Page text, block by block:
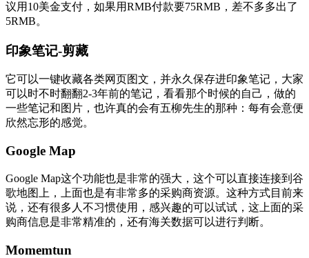
议用10美金支付，如果用RMB付款要75RMB，差不多多出了
5RMB。
印象笔记-剪藏
它可以一键收藏各类网页图文，并永久保存进印象笔记，大家
可以时不时翻翻2-3年前的笔记，看看那个时候的自己，做的
一些笔记和图片，也许真的会有五柳先生的那种：每有会意便
欣然忘形的感觉。
Google Map
Google Map这个功能也是非常的强大，这个可以直接连接到谷
歌地图上，上面也是有非常多的采购商资源。这种方式目前来
说，还有很多人不习惯使用，感兴趣的可以试试，这上面的采
购商信息是非常精准的，还有海关数据可以进行判断。
Momemtun